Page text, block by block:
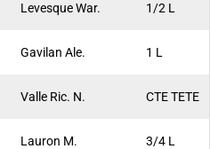
Levesque War. 1/2 L
Gavilan Ale. 1 L
Valle Ric. N. CTE TETE
Lauron M. 3/4 L